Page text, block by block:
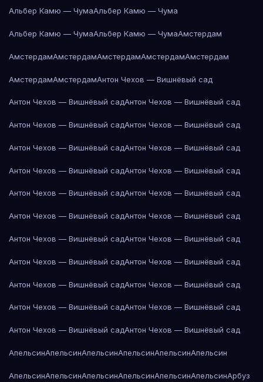
Альбер Камю — ЧумаАльбер Камю — Чума
Альбер Камю — ЧумаАльбер Камю — ЧумаАмстердам
АмстердамАмстердамАмстердамАмстердамАмстердам
АмстердамАмстердамАнтон Чехов — Вишнёвый сад
Антон Чехов — Вишнёвый садАнтон Чехов — Вишнёвый сад
Антон Чехов — Вишнёвый садАнтон Чехов — Вишнёвый сад
Антон Чехов — Вишнёвый садАнтон Чехов — Вишнёвый сад
Антон Чехов — Вишнёвый садАнтон Чехов — Вишнёвый сад
Антон Чехов — Вишнёвый садАнтон Чехов — Вишнёвый сад
Антон Чехов — Вишнёвый садАнтон Чехов — Вишнёвый сад
Антон Чехов — Вишнёвый садАнтон Чехов — Вишнёвый сад
Антон Чехов — Вишнёвый садАнтон Чехов — Вишнёвый сад
Антон Чехов — Вишнёвый садАнтон Чехов — Вишнёвый сад
Антон Чехов — Вишнёвый садАнтон Чехов — Вишнёвый сад
Антон Чехов — Вишнёвый садАнтон Чехов — Вишнёвый сад
АпельсинАпельсинАпельсинАпельсинАпельсинАпельсин
АпельсинАпельсинАпельсинАпельсинАпельсинАпельсинАрбуз